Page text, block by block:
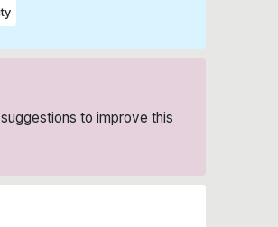
to improve this